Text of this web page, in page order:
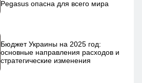
Pegasus опасна для всего мира
Бюджет Украины на 2025 год:
основные направления расходов и
стратегические изменения